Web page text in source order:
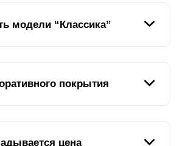
модели “Классика”
есть модель “Ранчо”, в которой
доски и расположены
что такой забор, это в какой-то
покрытия
используется два типа
цена